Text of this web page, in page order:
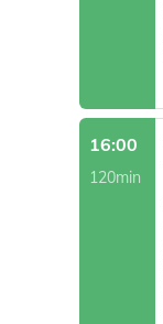
16:00
120min